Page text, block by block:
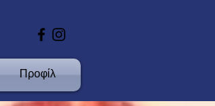
Προφίλ